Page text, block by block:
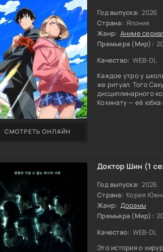
Год выпуска: 2026
Страна: Япония
Жанр: Аниме
Премьера (Мир):
Качество: WEB-DL
Каждое утро у
же ритуал. Того
дисциплинарного
Кохинату — её
дополнительных
упрямство. Под
обычный, немного
СМОТРЕТЬ ОНЛАЙН
Доктор Шин (1
Год выпуска: 2026
Страна: Корея
Жанр: Дорамы
Премьера (Мир):
Качество: WEB-DL
Это история о